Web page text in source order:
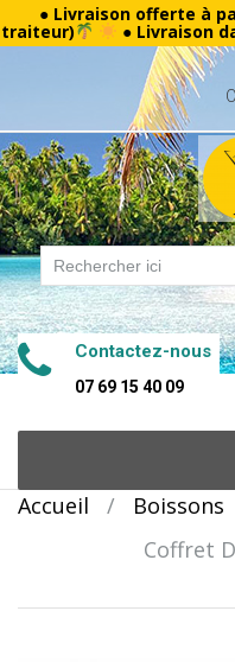
● Livraison offerte à
traiteur) ● Livraison
Contactez-nous
07 69 15 40 09
content
Accueil / Boissons
Coffret